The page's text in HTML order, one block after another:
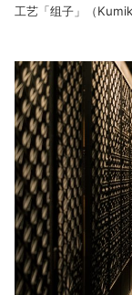
工艺「组子」（